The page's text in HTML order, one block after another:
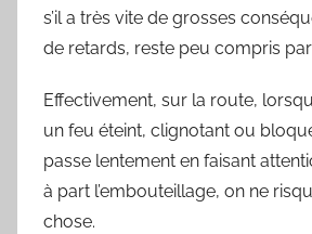
y
l
a
i
n
B
s’il a très vite de grosses
de retards, reste peu compris
Effectivement, sur la route,
un feu éteint, clignotant ou
passe lentement en faisant
à part l’embouteillage, on ne
chose.